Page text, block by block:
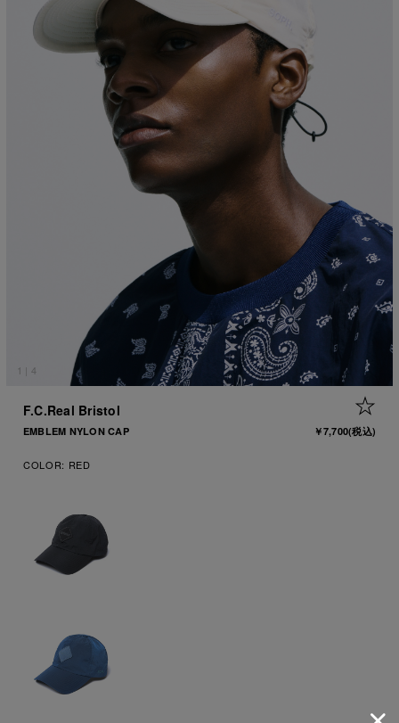
1 | 4
F.C.Real Bristol
EMBLEM NYLON CAP ￥7,700(税込)
COLOR: RED